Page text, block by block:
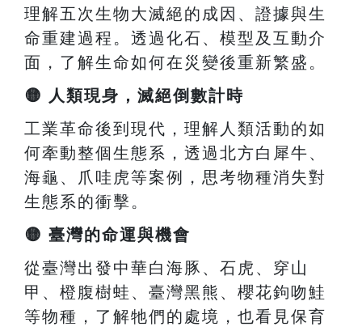
理解五次生物大滅絕的成因、證據與生
命重建過程。透過化石、模型及互動介
面，了解生命如何在災變後重新繁盛。
🟡 人類現身，滅絕倒數計時
工業革命後到現代，理解人類活動的如
何牽動整個生態系，透過北方白犀牛、
海龜、爪哇虎等案例，思考物種消失對
生態系的衝擊。
🟡 臺灣的命運與機會
從臺灣出發中華白海豚、石虎、穿山
甲、橙腹樹蛙、臺灣黑熊、櫻花鉤吻鮭
等物種，了解牠們的處境，也看見保育